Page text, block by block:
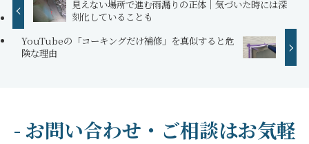
見えない場所で進む雨漏りの正体｜気づいた時には深
刻化していることも
YouTubeの「コーキングだけ補修」を真似すると危
険な理由
- お問い合わせ・ご相談はお気軽